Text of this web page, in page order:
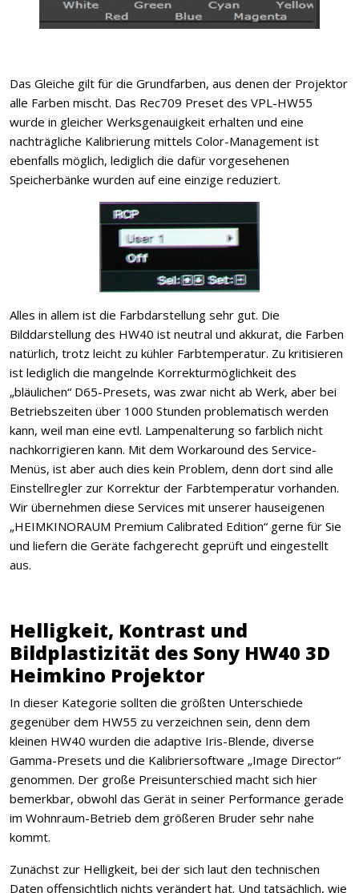
Das Gleiche gilt für die Grundfarben, aus denen der Projektor
alle Farben mischt. Das Rec709 Preset des VPL-HW55
wurde in gleicher Werksgenauigkeit erhalten und eine
nachträgliche Kalibrierung mittels Color-Management ist
ebenfalls möglich, lediglich die dafür vorgesehenen
Speicherbänke wurden auf eine einzige reduziert.
Alles in allem ist die Farbdarstellung sehr gut. Die
Bilddarstellung des HW40 ist neutral und akkurat, die Farben
natürlich, trotz leicht zu kühler Farbtemperatur. Zu kritisieren
ist lediglich die mangelnde Korrekturmöglichkeit des
„bläulichen“ D65-Presets, was zwar nicht ab Werk, aber bei
Betriebszeiten über 1000 Stunden problematisch werden
kann, weil man eine evtl. Lampenalterung so farblich nicht
nachkorrigieren kann. Mit dem Workaround des Service-
Menüs, ist aber auch dies kein Problem, denn dort sind alle
Einstellregler zur Korrektur der Farbtemperatur vorhanden.
Wir übernehmen diese Services mit unserer hauseigenen
„HEIMKINORAUM Premium Calibrated Edition“ gerne für Sie
und liefern die Geräte fachgerecht geprüft und eingestellt
aus.
Helligkeit, Kontrast und
Bildplastizität des Sony HW40 3D
Heimkino Projektor
In dieser Kategorie sollten die größten Unterschiede
gegenüber dem HW55 zu verzeichnen sein, denn dem
kleinen HW40 wurden die adaptive Iris-Blende, diverse
Gamma-Presets und die Kalibriersoftware „Image Director“
genommen. Der große Preisunterschied macht sich hier
bemerkbar, obwohl das Gerät in seiner Performance gerade
im Wohnraum-Betrieb dem größeren Bruder sehr nahe
kommt.
Zunächst zur Helligkeit, bei der sich laut den technischen
Daten offensichtlich nichts verändert hat. Und tatsächlich, wie